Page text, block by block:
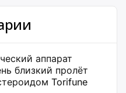
аппарат
близкий пролёт
Torifune